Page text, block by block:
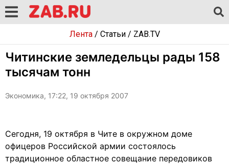
Лента/ Статьи/ ZAB.TV
Читинские земледельцы рады 158
тысячам тонн
Экономика, 17:22, 19 октября 2007
Сегодня, 19 октября в Чите в окружном доме
офицеров Российской армии состоялось
традиционное областное совещание передовиков